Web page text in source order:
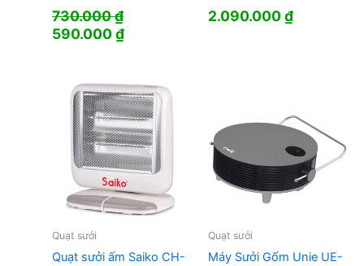
730.000₫
Giá
730.000 ₫.
590.000₫Giá
là:
590.000 ₫.
2.090.000₫
Quạt sưởi
Quạt sưởi ấm Saiko CH-
Quạt sưởi
Máy Sưởi Gốm Unie UE-